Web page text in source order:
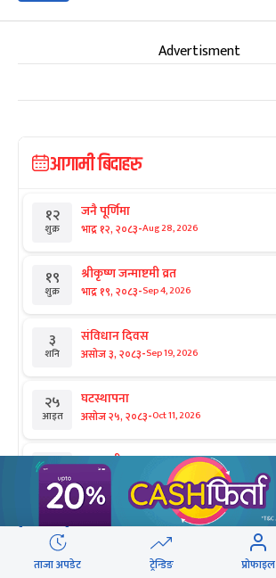
Advertisment
आगामी बिदाहरु
१२
शुक्र
जनै पूर्णिमा
भाद्र १२, २०८३-Aug 28, 2026
१९
शुक्र
श्रीकृष्ण जन्माष्टमी व्रत
भाद्र १९, २०८३-Sep 4, 2026
३
शनि
संविधान दिवस
असोज ३, २०८३-Sep 19, 2026
२५
आइत
घटस्थापना
असोज २५, २०८३-Oct 11, 2026
३१
शनि
फूलपाती
असोज ३१ , २०८३-Oct 17, 2026
१
आइत
कार्तिक सङ्क्रान्ति
Oct 18, 2026
सिफारिस
ताजा अपडेट ट्रेन्डिङ प्रोफाइल